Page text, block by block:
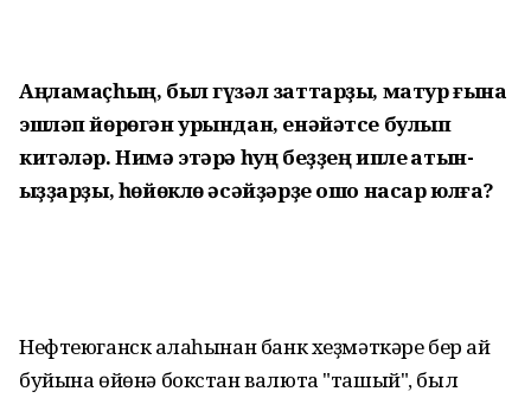
Аңламаҫһың, был гүзәл заттарҙы, матур ғына
эшләп йөрөгән урындан, енәйәтсе булып
китәләр. Нимә этәрә һуң беҙҙең ипле ҡатын-
ҡыҙҙарҙы, һөйөклө әсәйҙәрҙе ошо насар юлға?
Нефтеюганск ҡалаһынан банк хеҙмәткәре бер ай
буйына өйөнә бокстан валюта "ташый", был